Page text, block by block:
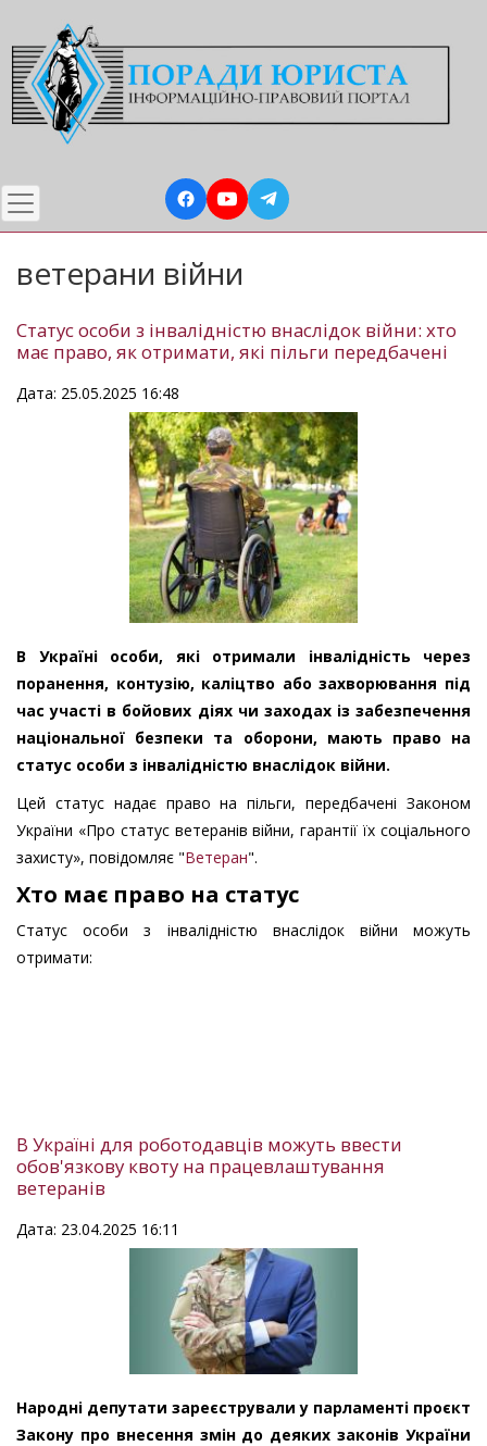
до
основного
вмісту
ветерани війни
Статус особи з інвалідністю внаслідок війни: хто
має право, як отримати, які пільги передбачені
Дата: 25.05.2025 16:48
В Україні особи, які отримали інвалідність через
поранення, контузію, каліцтво або захворювання під
час участі в бойових діях чи заходах із забезпечення
національної безпеки та оборони, мають право на
статус особи з інвалідністю внаслідок війни.
Цей статус надає право на пільги, передбачені Законом
України «Про статус ветеранів війни, гарантії їх соціального
захисту», повідомляє "Ветеран".
Хто має право на статус
Статус особи з інвалідністю внаслідок війни можуть
отримати:
В Україні для роботодавців можуть ввести
обов'язкову квоту на працевлаштування
ветеранів
Дата: 23.04.2025 16:11
Народні депутати зареєстрували у парламенті проєкт
Закону про внесення змін до деяких законів України